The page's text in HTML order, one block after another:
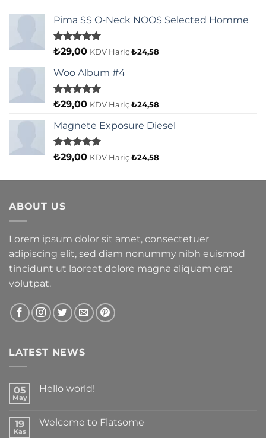
Pima SS O-Neck NOOS Selected Homme
5 üzerinden
oy
aldı
₺29,00 KDV Hariç ₺24,58
Woo Album #4
5 üzerinden
oy
aldı
₺29,00 KDV Hariç ₺24,58
Magnete Exposure Diesel
5 üzerinden
oy
₺29,00 KDV Hariç ₺24,58
ABOUT US
Lorem ipsum dolor sit amet, consectetuer
adipiscing elit, sed diam nonummy nibh euismod
tincidunt ut laoreet dolore magna aliquam erat
volutpat.
LATEST NEWS
05
May
Hello world!
world!
19
Kas
Welcome to Flatsome